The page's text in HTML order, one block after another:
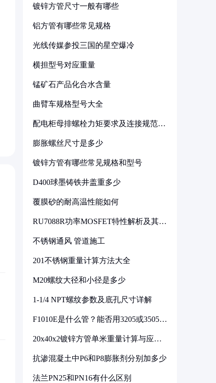
镀锌方管尺寸一般有哪些
铝方管有哪些常见规格
光线传媒参投三国的星空爆冷
横担型号对应重量
锰矿石产品化合水含量
曲臂车规格型号大全
配电柜母排螺栓力矩要求及连接规范详
膨胀螺丝尺寸是多少
镀锌方管有哪些常见规格和型号
D400球墨铸铁井盖重多少
覆膜砂的耐高温性能如何
RU7088R功率MOSFET特性解析及其在
不锈钢通风 管道施工
201不锈钢重量计算方法大全
M20螺纹大径和小径是多少
1-1/4 NPT螺纹参数及底孔尺寸详解
F1010E是什么管？能否用3205或3505代
20x40x2镀锌方管单米重量计算与应用
抗渗混凝土中P6和P8膨胀剂分别加多少
法兰PN25和PN16有什么区别